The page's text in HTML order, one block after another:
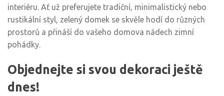
interiéru. Ať už preferujete tradiční, minimalistický nebo
rustikální styl, zelený domek se skvěle hodí do různých
prostorů a přináší do vašeho domova nádech zimní
pohádky.
Objednejte si svou dekoraci ještě
dnes!